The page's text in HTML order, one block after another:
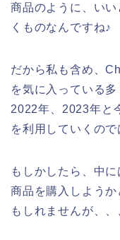
商品のように、い
くものなんですね♪
だから私も含め、
を気に入っている
2022年、2023年と
を利用していくの
もしかしたら、中
商品を購入しよう
もしれませんが、、